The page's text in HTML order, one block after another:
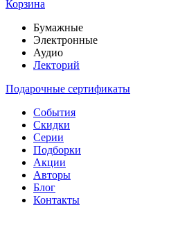
Корзина
Бумажные
Электронные
Аудио
Лекторий
Подарочные сертификаты
События
Скидки
Серии
Подборки
Акции
Авторы
Блог
Контакты